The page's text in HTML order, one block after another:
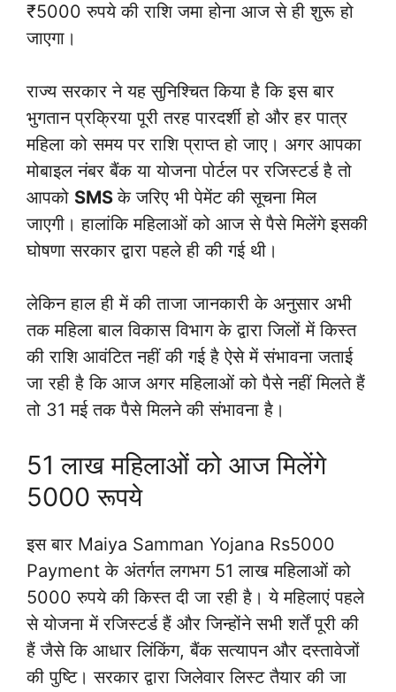
₹5000 रुपये की राशि जमा होना आज से ही शुरू हो
जाएगा।
राज्य सरकार ने यह सुनिश्चित किया है कि इस बार
भुगतान प्रक्रिया पूरी तरह पारदर्शी हो और हर पात्र
महिला को समय पर राशि प्राप्त हो जाए। अगर आपका
मोबाइल नंबर बैंक या योजना पोर्टल पर रजिस्टर्ड है तो
आपको SMSके जरिए भी पेमेंट की सूचना मिल
जाएगी। हालांकि महिलाओं को आज से पैसे मिलेंगे इसकी
घोषणा सरकार द्वारा पहले ही की गई थी।
लेकिन हाल ही में की ताजा जानकारी के अनुसार अभी
तक महिला बाल विकास विभाग के द्वारा जिलों में किस्त
की राशि आवंटित नहीं की गई है ऐसे में संभावना जताई
जा रही है कि आज अगर महिलाओं को पैसे नहीं मिलते हैं
तो 31 मई तक पैसे मिलने की संभावना है।
51 लाख महिलाओं को आज मिलेंगे
5000 रूपये
इस बार Maiya Samman Yojana Rs5000
Payment के अंतर्गत लगभग 51 लाख महिलाओं को
5000 रुपये की किस्त दी जा रही है। ये महिलाएं पहले
से योजना में रजिस्टर्ड हैं और जिन्होंने सभी शर्तें पूरी की
हैं जैसे कि आधार लिंकिंग, बैंक सत्यापन और दस्तावेजों
की पुष्टि। सरकार द्वारा जिलेवार लिस्ट तैयार की जा